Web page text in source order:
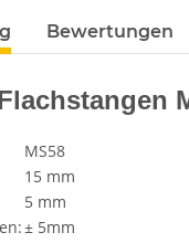
Bewertungen
MS58
15 mm
5 mm
± 5mm